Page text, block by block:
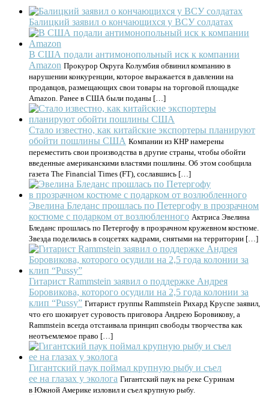
Балицкий заявил о кончающихся у ВСУ солдатах
В США подали антимонопольный иск к компании
Amazon Прокурор Округа Колумбия обвинил компанию в
нарушении конкуренции, которое выражается в давлении на
продавцов, размещающих свои товары на торговой площадке
Amazon. Ранее в США были поданы […]
Стало известно, как китайские экспортеры планируют
обойти пошлины США Компании из КНР намерены
переместить свои производства в другие страны, чтобы обойти
введенные американскими властями пошлины. Об этом сообщила
газета The Financial Times (FT), сославшись […]
Эвелина Бледанс прошлась по Петергофу в прозрачном
костюме с подарком от возлюбленного Актриса Эвелина
Бледанс прошлась по Петергофу в прозрачном кружевном костюме.
Звезда поделилась в соцсетях кадрами, снятыми на территории […]
Гитарист Rammstein заявил о поддержке Андрея
Боровикова, которого осудили на 2,5 года колонии за
клип “Pussy” Гитарист группы Rammstein Рихард Круспе заявил,
что его шокирует суровость приговора Андрею Боровикову, а
Rammstein всегда отстаивала принцип свободы творчества как
неотъемлемое право […]
Гигантский паук поймал крупную рыбу и съел
ее на глазах у эколога Гигантский паук на реке Суринам
в Южной Америке изловил и съел крупную рыбу.